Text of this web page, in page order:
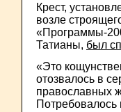
Крест,
возле
«Программы-
Татианы, был
«Это
отозвалось в
православных
Потребовалось